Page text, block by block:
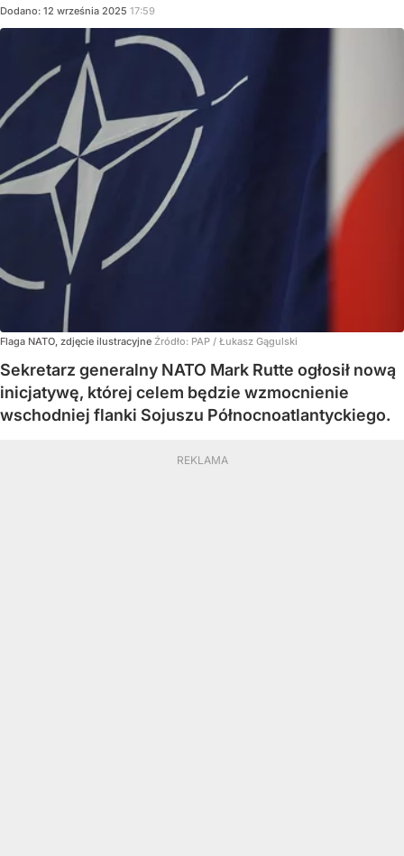
Dodano: 12 września 2025 17:59
Flaga NATO, zdjęcie ilustracyjne Źródło: PAP / Łukasz Gągulski
Sekretarz generalny NATO Mark Rutte ogłosił nową
inicjatywę, której celem będzie wzmocnienie
wschodniej flanki Sojuszu Północnoatlantyckiego.